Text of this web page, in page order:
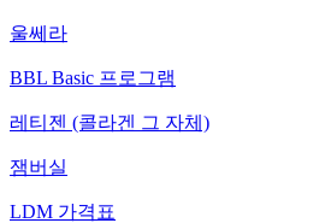
울쎄라
BBL Basic 프로그램
레티젠 (콜라겐 그 자체)
잼버실
LDM 가격표